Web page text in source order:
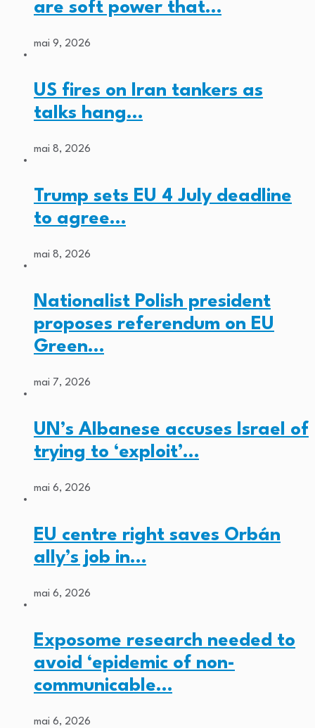
are soft power that…
mai 9, 2026
US fires on Iran tankers as
talks hang…
mai 8, 2026
Trump sets EU 4 July deadline
to agree…
mai 8, 2026
Nationalist Polish president
proposes referendum on EU
Green…
mai 7, 2026
UN’s Albanese accuses Israel of
trying to ‘exploit’…
mai 6, 2026
EU centre right saves Orbán
ally’s job in…
mai 6, 2026
Exposome research needed to
avoid ‘epidemic of non-
communicable…
mai 6, 2026